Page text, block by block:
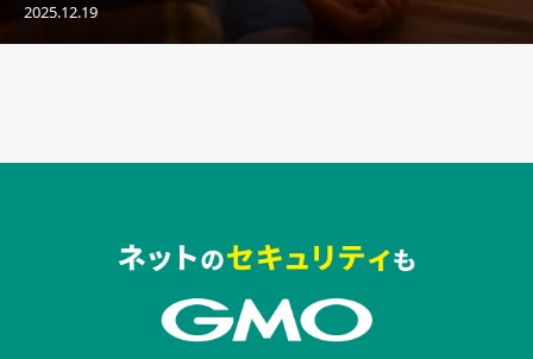
2025.12.19
セキュリティキャンペーンでのバナー